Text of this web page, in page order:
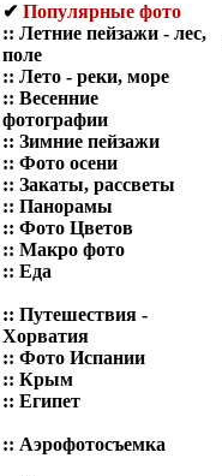
✔ Популярные фото
:: Летние пейзажи - лес,
поле
:: Лето - реки, море
:: Весенние
фотографии
:: Зимние пейзажи
:: Фото осени
:: Закаты, рассветы
:: Панорамы
:: Фото Цветов
:: Макро фото
:: Еда
:: Путешествия -
Хорватия
:: Фото Испании
:: Крым
:: Египет
:: Аэрофотосъемка